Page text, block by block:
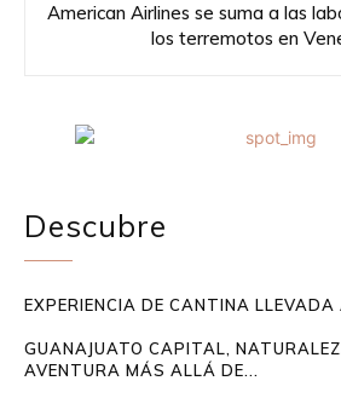
American Airlines se suma a las
los terremotos en
Descubre
EXPERIENCIA DE CANTINA LLEVADA
GUANAJUATO CAPITAL,
AVENTURA MÁS ALLÁ DE...